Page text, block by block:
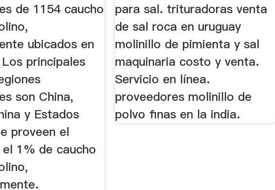
de 1154 caucho
ubicados en
principales
son China,
y Estados
proveen el
1% de caucho
para sal. trituradoras venta
de sal roca en uruguay
molinillo de pimienta y sal
maquinaria costo y venta.
Servicio en línea.
proveedores molinillo de
polvo finas en la india.